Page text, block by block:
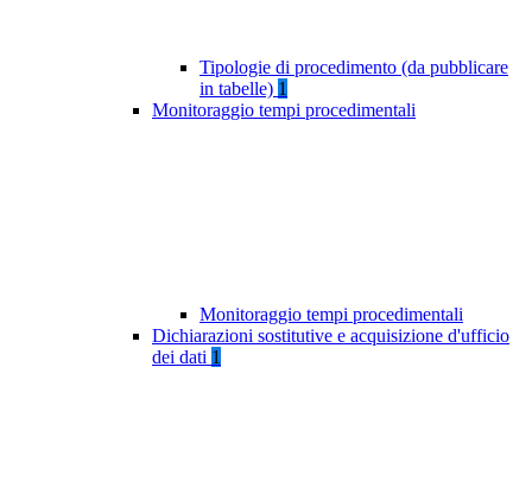
Tipologie di procedimento (da pubblicare
in tabelle) 1
Monitoraggio tempi procedimentali
Monitoraggio tempi procedimentali
Dichiarazioni sostitutive e acquisizione d'ufficio
dei dati 1